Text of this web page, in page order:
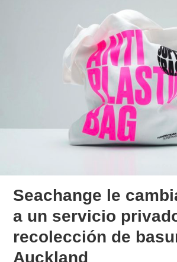
Seachange le
a un servicio
recolección de
Auckland